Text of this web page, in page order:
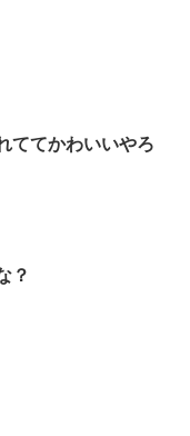
ててかわいいやろ
？